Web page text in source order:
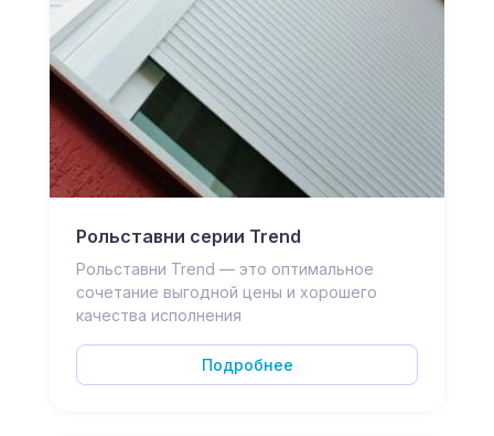
Рольставни серии Trend
Рольставни Trend — это оптимальное
сочетание выгодной цены и хорошего
качества исполнения
Подробнее